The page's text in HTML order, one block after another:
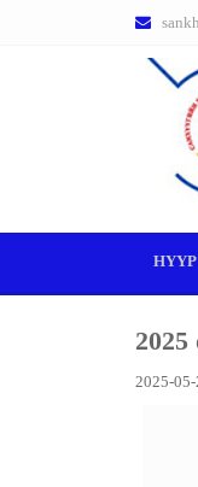
НҮҮР
2025-05-